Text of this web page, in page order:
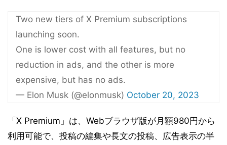
Two new tiers of X Premium subscriptions
launching soon.
One is lower cost with all features, but no
reduction in ads, and the other is more
expensive, but has no ads.
— Elon Musk (@elonmusk) October 20, 2023
「X Premium」は、Webブラウザ版が月額980円から
利用可能で、投稿の編集や長文の投稿、広告表示の半